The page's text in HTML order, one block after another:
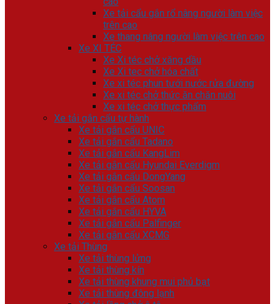
Xe tải cẩu gắn rổ nâng người làm việc
trên cao
Xe thang nâng người làm việc trên cao
Xe XI TÉC
Xe Xi téc chở xăng dầu
Xe Xi tec chở hóa chất
Xe xi téc phun tưới nước rửa đường
Xe xi téc chở thức ăn chăn nuôi
Xe xi téc chở thực phẩm
Xe tải gắn cẩu tự hành
Xe tải gắn cẩu UNIC
Xe tải gắn cẩu Tadano
Xe tải gắn cẩu KangLim
Xe tải gắn cẩu Hyundai Everdigm
Xe tải gắn cẩu DongYang
Xe tải gắn cẩu Soosan
Xe tải gắn cẩu Atom
Xe tải gắn cẩu HYVA
Xe tải gắn cẩu Palfinger
Xe tải gắn cẩu XCMG
Xe tải Thùng
Xe tải thùng lửng
Xe tải thùng kín
Xe tải thùng khung mui phủ bạt
Xe tải thùng đông lạnh